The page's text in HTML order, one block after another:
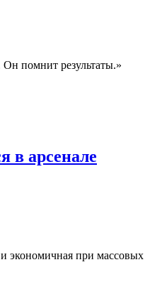
помнит результаты.»
в арсенале
экономичная при массовых